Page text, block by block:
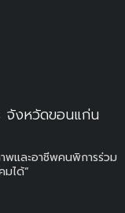
งหวัดขอนแก่น
พและอาชีพคนพิการร่วม
มได้”